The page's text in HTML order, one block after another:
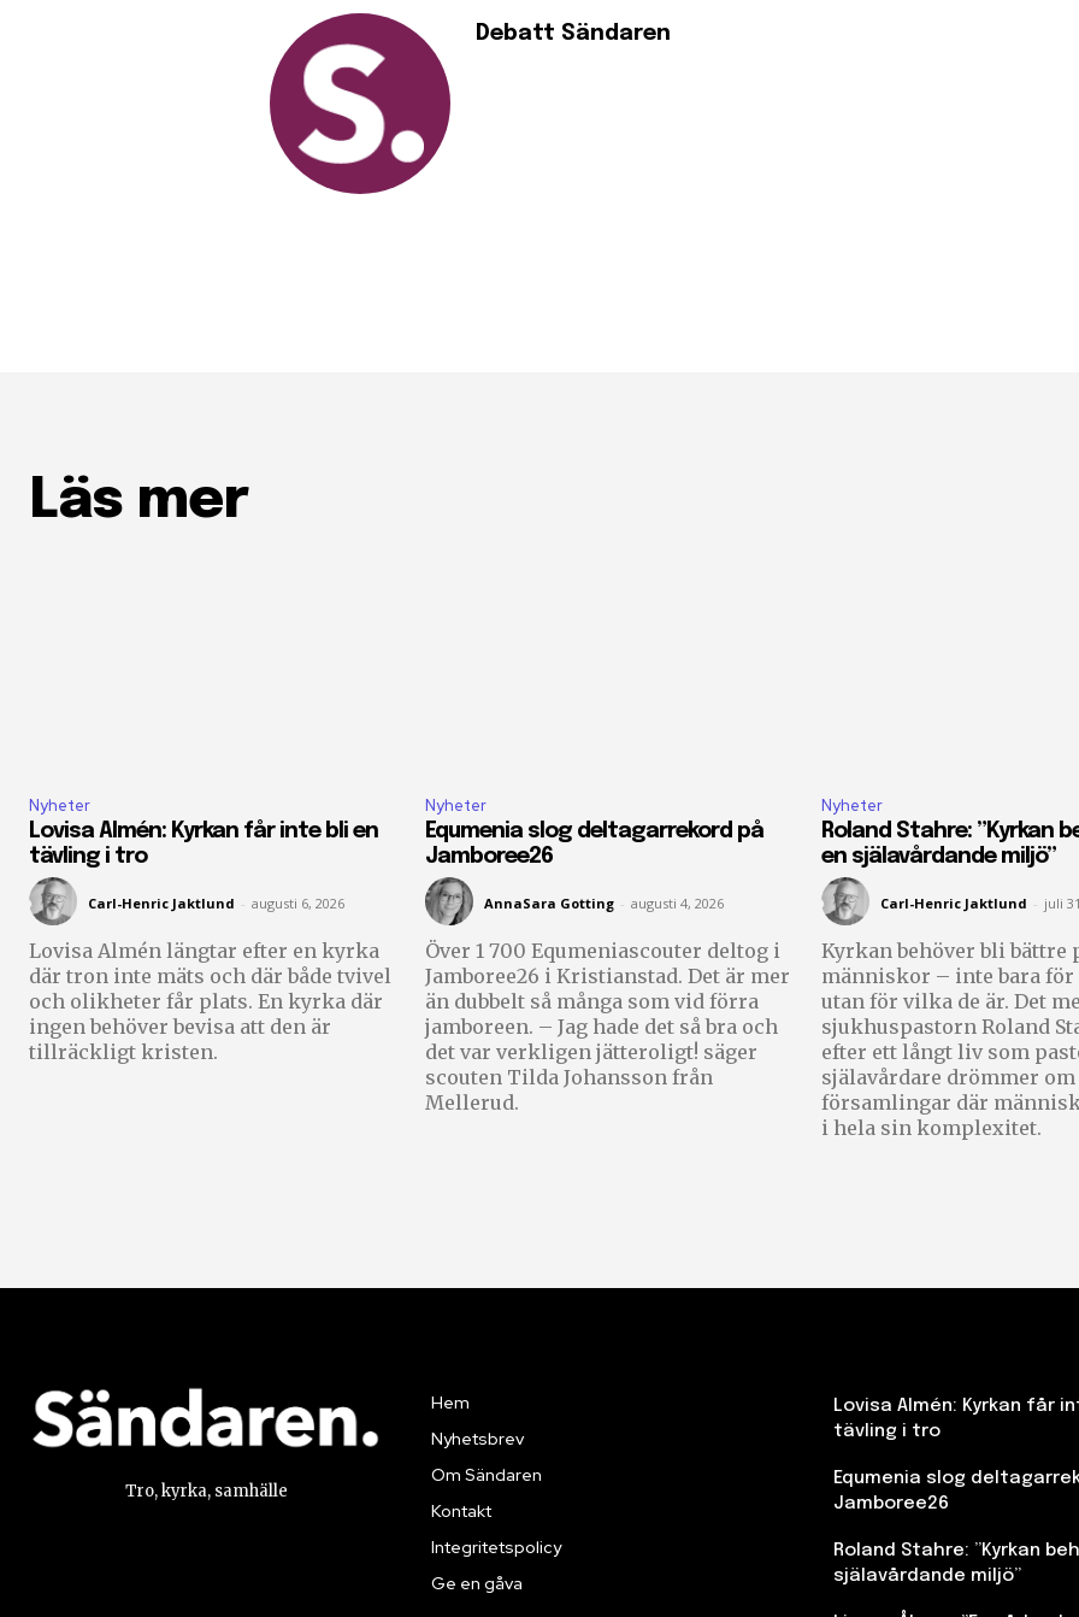
Debatt Sändaren
Läs mer
Nyheter
Lovisa Almén: Kyrkan får inte bli en
tävling i tro
Carl-Henric Jaktlund - augusti 6, 2026
Lovisa Almén längtar efter en kyrka
där tron inte mäts och där både tvivel
och olikheter får plats. En kyrka där
ingen behöver bevisa att den är
tillräckligt kristen.
Nyheter
Equmenia slog deltagarrekord på
Jamboree26
AnnaSara Gotting - augusti 4, 2026
Över 1 700 Equmeniascouter deltog i
Jamboree26 i Kristianstad. Det är mer
än dubbelt så många som vid förra
jamboreen. – Jag hade det så bra och
det var verkligen jätteroligt! säger
scouten Tilda Johansson från
Mellerud.
Nyheter
Roland Stahre: ”Kyrkan
en själavårdande miljö”
Carl-Henric Jaktlund - juli
Kyrkan behöver bli bättre
människor – inte bara för
utan för vilka de är. Det
sjukhuspastorn Roland
efter ett långt liv som
själavårdare drömmer om
församlingar där
i hela sin komplexitet.
Tro, kyrka, samhälle
Hem
Nyhetsbrev
Om Sändaren
Kontakt
Integritetspolicy
Ge en gåva
Lovisa Almén: Kyrkan får
tävling i tro
Equmenia slog
Jamboree26
Roland Stahre: ”Kyrkan
själavårdande miljö”